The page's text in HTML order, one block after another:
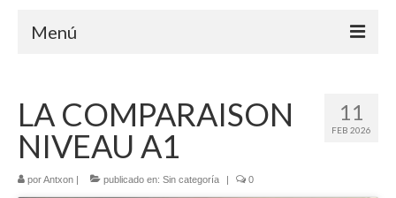
Menú
Français: Dossier Général
Français à toute allure
Bordeaux Tregey
11
FEB 2026
LA COMPARAISON
NIVEAU A1
porAntxon | publicado en: Sin categoría | 0